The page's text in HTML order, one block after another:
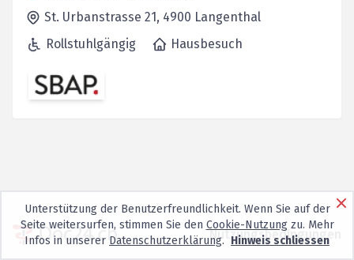
St. Urbanstrasse 21, 4900 Langenthal
Rollstuhlgängig
Hausbesuch
Nutzungsbedingungen
Unterstützung der Benutzerfreundlichkeit. Wenn Sie auf der
Seite weitersurfen, stimmen Sie den Cookie-Nutzungzu. Mehr
Infos in unserer Datenschutzerklärung. Hinweis schliessen